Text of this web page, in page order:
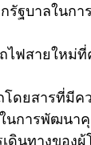
รัฐบาลในก
ไฟสายใหม่
โดยสารที่มี
นการพัฒนา
ดินทางของผู้